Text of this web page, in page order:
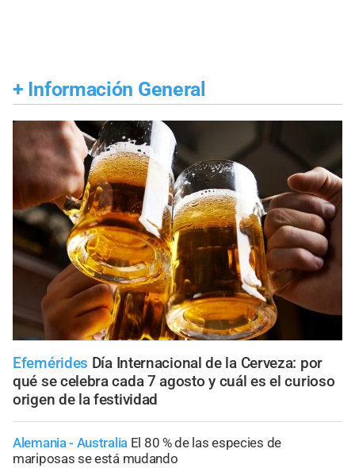
+ Información General
Efemérides Día Internacional de la Cerveza: por
qué se celebra cada 7 agosto y cuál es el curioso
origen de la festividad
Alemania - Australia El 80 % de las especies de
mariposas se está mudando